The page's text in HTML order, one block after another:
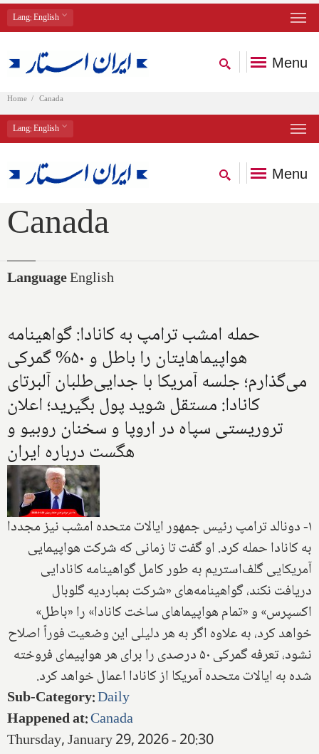
Lang: English
Menu
Home Canada
Lang: English
Menu
Canada
LanguageEnglish
حمله امشب ترامپ به کانادا: گواهینامه
هواپیماهایتان را باطل و ۵۰% گمرکی
می‌گذارم؛ جلسه آمریکا با جدایی‌طلبان آلبرتای
کانادا: مستقل شوید پول بگیرید؛ اعلان
تروریستی سپاه در اروپا و سخنان روبیو و
هگست درباره ایران
۱- دونالد ترامپ رئیس جمهور ایالات متحده امشب نیز مجددا
به کانادا حمله کرد. او گفت تا زمانی که شرکت هواپیمایی
آمریکایی گلف‌استریم به طور کامل گواهینامه کانادایی
دریافت نکند، گواهینامه‌های «شرکت بمباردیه گلوبال
اکسپرس» و «تمام هواپیماهای ساخت کانادا» را «باطل»
خواهد کرد، به علاوه اگر به هر دلیلی این وضعیت فوراً اصلاح
نشود، تعرفه گمرکی ۵۰ درصدی را برای هر هواپیمای فروخته
شده به ایالات متحده آمریکا از کانادا اعمال خواهد کرد.
Sub-Category:Daily
Happened at:Canada
Thursday, January 29, 2026 - 20:30